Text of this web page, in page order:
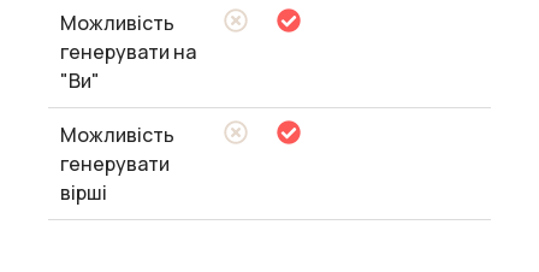
Можливість
генерувати на
"Ви"
Можливість
генерувати
вірші